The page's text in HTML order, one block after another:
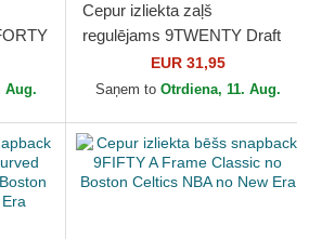
Aug.
Cepur izliekta zaļš
regulējams 9TWENTY Draft
Edition 2023 no Boston
Celtics NBA no New Era
EUR 31,95
Saņem to Otrdiena, 11. Aug.